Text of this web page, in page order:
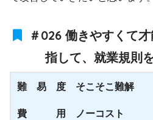
＃026 働きやすくて
指して、就業規則
難 易 度 そこそこ難解
費 用 ノーコスト